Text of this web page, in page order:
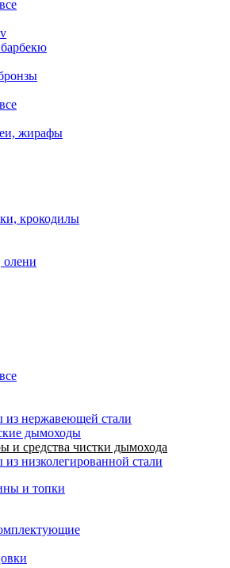
жирафы
крокодилы
олени
нержавеющей стали
дымоходы
и средства чистки дымохода
низколегированной стали
и топки